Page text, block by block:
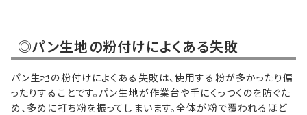
◎パン生地の粉付けによくある失敗
パン生地の粉付けによくある失敗は、使用する粉が多かったり偏
ったりすることです。パン生地が作業台や手にくっつくのを防ぐた
め、多めに打ち粉を振ってしまいます。全体が粉で覆われるほど